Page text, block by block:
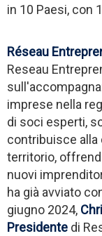
in 10 Paesi, con
Réseau
Reseau
imprese nella
di soci esperti,
contribuisce alla
territorio,
nuovi
ha già avviato
giugno 2024,
Presidente di